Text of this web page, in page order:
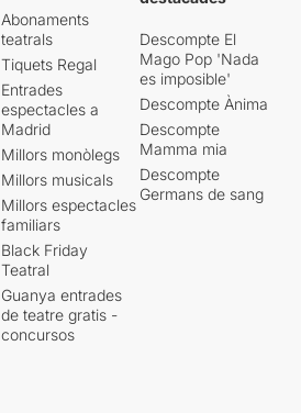
Abonaments
teatrals
Tiquets Regal
Entrades
espectacles a
Madrid
Millors monòlegs
Millors musicals
Millors espectacles
familiars
Black Friday
Teatral
Guanya entrades
de teatre gratis -
concursos
Descompte El
Mago Pop 'Nada
es imposible'
Descompte Ànima
Descompte
Mamma mia
Descompte
Germans de sang